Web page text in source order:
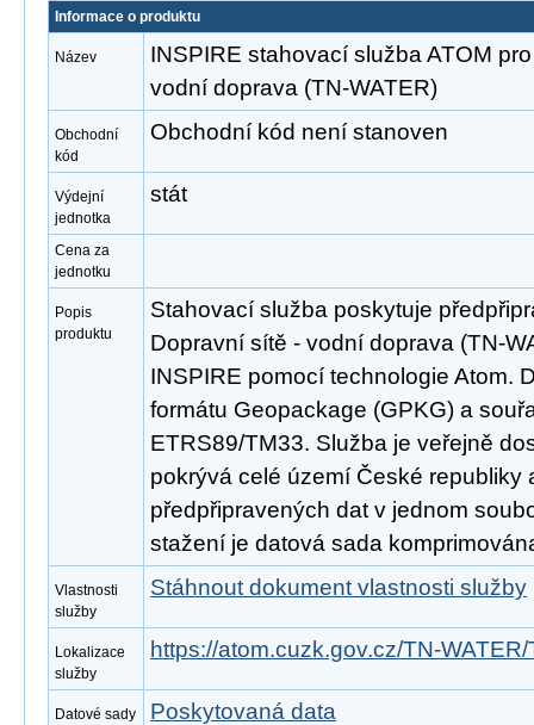
Informace o produktu
Název
INSPIRE stahovací služba ATOM
vodní doprava (TN-WATER)
Obchodní
kód
Obchodní kód není stanoven
Výdejní
jednotka
stát
Cena za
jednotku
Popis
produktu
Stahovací služba poskytuje
Dopravní sítě - vodní doprava (TN-
INSPIRE pomocí technologie Atom.
formátu Geopackage (GPKG) a
ETRS89/TM33. Služba je veřejně
pokrývá celé území České republiky
předpřipravených dat v jednom
stažení je datová sada
Vlastnosti
služby
Stáhnout dokument vlastnosti služby
Lokalizace
služby
https://atom.cuzk.gov.cz/TN-
Datové sady
Poskytovaná data